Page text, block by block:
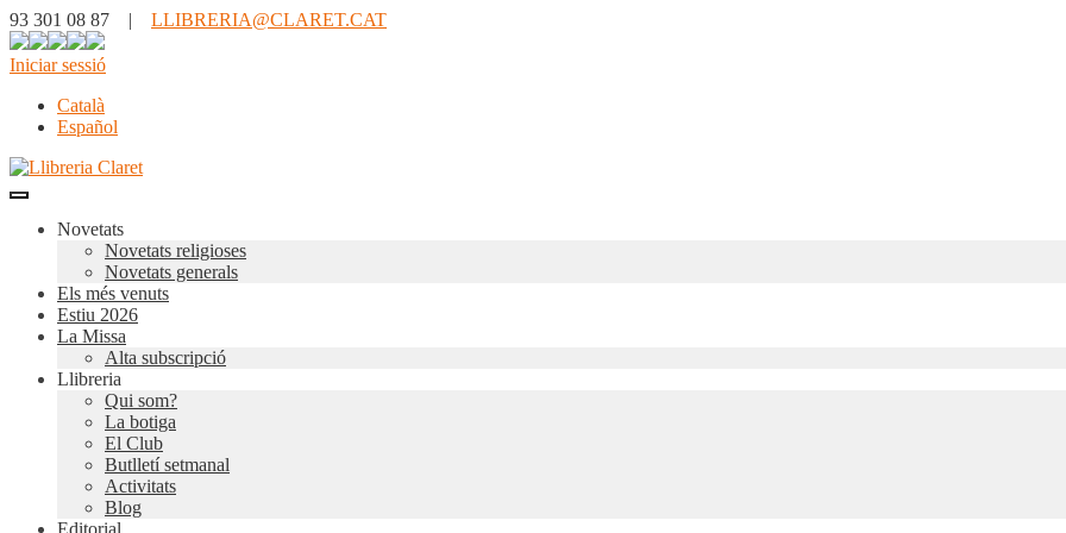
93 301 08 87 | LLIBRERIA@CLARET.CAT
Iniciar sessió
Català
Español
Novetats
Novetats religioses
Novetats generals
Els més venuts
Estiu 2026
La Missa
Alta subscripció
Llibreria
Qui som?
La botiga
El Club
Butlletí setmanal
Activitats
Blog
Editorial